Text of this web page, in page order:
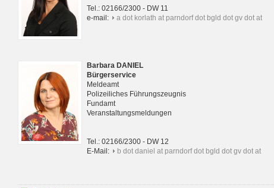
Tel.: 02166/2300 - DW 11
e-mail:
a dot korlath at parndorf dot bgld dot gv dot at
Barbara DANIEL
Bürgerservice
Meldeamt
Polizeiliches Führungszeugnis
Fundamt
Veranstaltungsmeldungen
Tel.: 02166/2300 - DW 12
E-Mail:
b dot daniel at parndorf dot bgld dot gv dot at